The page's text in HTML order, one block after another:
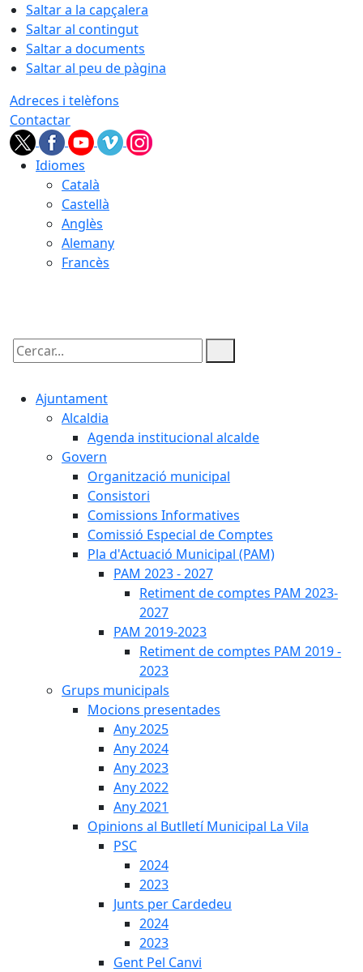
Saltar a la capçalera
Saltar al contingut
Saltar a documents
Saltar al peu de pàgina
Adreces i telèfons
Contactar
Idiomes
Català
Castellà
Anglès
Alemany
Francès
Cercar:
Ajuntament
Alcaldia
Agenda institucional alcalde
Govern
Organització municipal
Consistori
Comissions Informatives
Comissió Especial de Comptes
Pla d'Actuació Municipal (PAM)
PAM 2023 - 2027
Retiment de comptes PAM 2023-
2027
PAM 2019-2023
Retiment de comptes PAM 2019 -
2023
Grups municipals
Mocions presentades
Any 2025
Any 2024
Any 2023
Any 2022
Any 2021
Opinions al Butlletí Municipal La Vila
PSC
2024
2023
Junts per Cardedeu
2024
2023
Gent Pel Canvi